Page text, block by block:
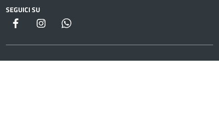
SEGUICI SU